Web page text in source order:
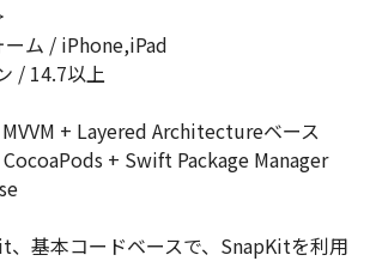
術を選ぶのか」を論理的に説明し、チーム
自律的に技術選定を進めることができま
ム / iPhone,iPad
/ 14.7以上
+ Layered Architectureベース
+ Swift Package Manager
、基本コードベースで、SnapKitを利用